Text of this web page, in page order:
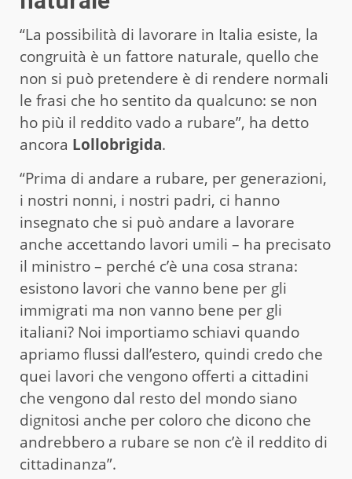
“La possibilità di lavorare in Italia esiste, la
congruità è un fattore naturale, quello che
non si può pretendere è di rendere normali
le frasi che ho sentito da qualcuno: se non
ho più il reddito vado a rubare”, ha detto
ancora Lollobrigida.
“Prima di andare a rubare, per generazioni,
i nostri nonni, i nostri padri, ci hanno
insegnato che si può andare a lavorare
anche accettando lavori umili – ha precisato
il ministro – perché c’è una cosa strana:
esistono lavori che vanno bene per gli
immigrati ma non vanno bene per gli
italiani? Noi importiamo schiavi quando
apriamo flussi dall’estero, quindi credo che
quei lavori che vengono offerti a cittadini
che vengono dal resto del mondo siano
dignitosi anche per coloro che dicono che
andrebbero a rubare se non c’è il reddito di
cittadinanza”.